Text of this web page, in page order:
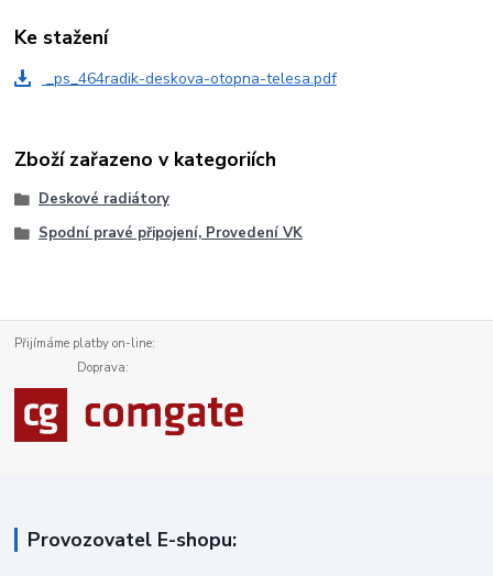
Ke stažení
_ps_464radik-deskova-otopna-telesa.pdf
Zboží zařazeno v kategoriích
Deskové radiátory
Spodní pravé připojení, Provedení VK
Přijímáme platby on-line:
Doprava:
Provozovatel E-shopu: